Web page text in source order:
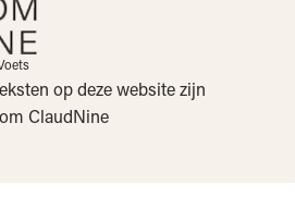
op deze website zijn
ClaudNine